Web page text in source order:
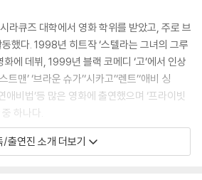
라큐즈 대학에서 영화 학위를 받았고, 주로 브
했다. 1998년 히트작 ‘스텔라는 그녀의 그루
에 데뷔, 1999년 블랙 코메디 ‘고’에서 인상
맨’ ‘브라운 슈가’‘시카고’‘렌트’‘애비 싱
애비법’등 많은 영화에 출연했으며 ‘프라이빗
하나다.
/출연진 소개 더보기